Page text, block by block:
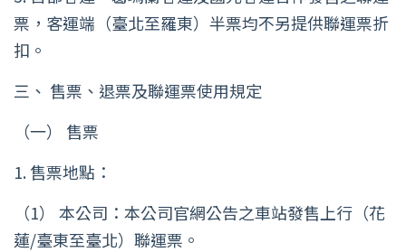
票，客運端（臺北至羅東）半票均不另提供聯運票折
扣。
三、 售票、退票及聯運票使用規定
（一） 售票
1. 售票地點：
（1） 本公司：本公司官網公告之車站發售上行（花
蓮/臺東至臺北）聯運票。